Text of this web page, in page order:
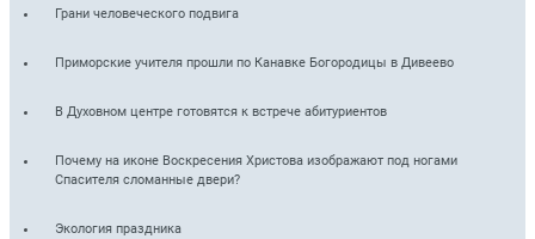
Грани человеческого подвига
Приморские учителя прошли по Канавке Богородицы в Дивеево
В Духовном центре готовятся к встрече абитуриентов
Почему на иконе Воскресения Христова изображают под ногами
Спасителя сломанные двери?
Экология праздника